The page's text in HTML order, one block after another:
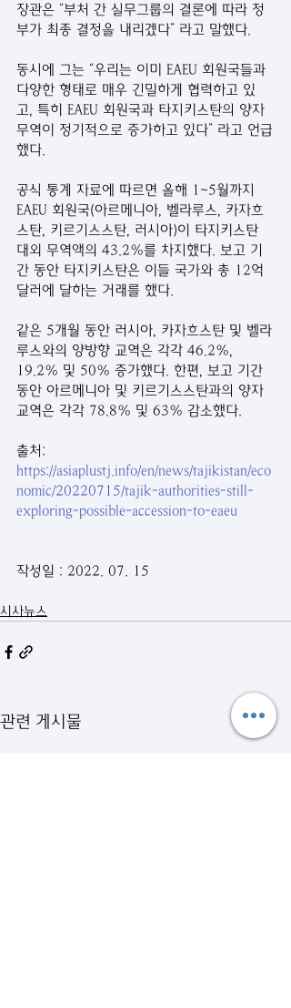
장관은 “부처 간 실무그룹의 결론에 따라 정
부가 최종 결정을 내리겠다” 라고 말했다.
동시에 그는 “우리는 이미 EAEU 회원국들과
다양한 형태로 매우 긴밀하게 협력하고 있
고, 특히 EAEU 회원국과 타지키스탄의 양자
무역이 정기적으로 증가하고 있다” 라고 언급
했다.
공식 통계 자료에 따르면 올해 1~5월까지
EAEU 회원국(아르메니아, 벨라루스, 카자흐
스탄, 키르기스스탄, 러시아)이 타지키스탄
대외 무역액의 43.2%를 차지했다. 보고 기
간 동안 타지키스탄은 이들 국가와 총 12억
달러에 달하는 거래를 했다.
같은 5개월 동안 러시아, 카자흐스탄 및 벨라
루스와의 양방향 교역은 각각 46.2%,
19.2% 및 50% 증가했다. 한편, 보고 기간
동안 아르메니아 및 키르기스스탄과의 양자
교역은 각각 78.8% 및 63% 감소했다.
출처:
https://asiaplustj.info/en/news/tajikistan/eco
nomic/20220715/tajik-authorities-still-
exploring-possible-accession-to-eaeu
작성일 : 2022. 07. 15
시사뉴스
관련 게시물